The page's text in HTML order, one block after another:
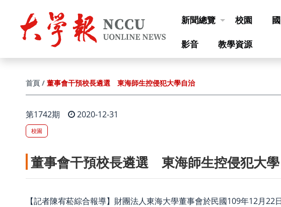
新聞總覽 校園
影音 教學資源
首頁 董事會干預校長遴選 東海師生控侵犯大學自治
第1742期 2020-12-31
校園
董事會干預校長遴選 東海師生控侵犯大
【記者陳宥菘綜合報導】財團法人東海大學董事會於民國109年12月